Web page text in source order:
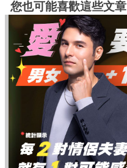
您也可能喜歡這些文章